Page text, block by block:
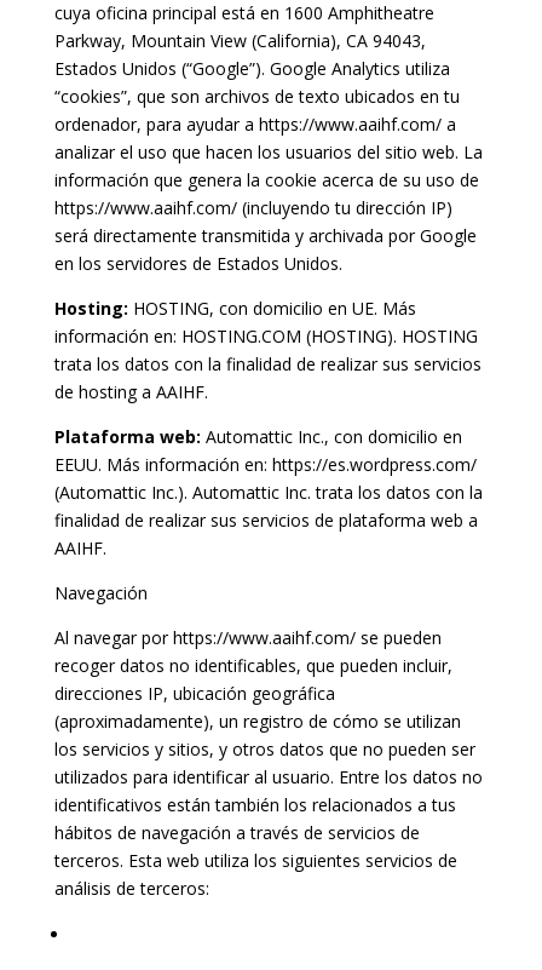
cuya oficina principal está en 1600 Amphitheatre
Parkway, Mountain View (California), CA 94043,
Estados Unidos (“Google”). Google Analytics utiliza
“cookies”, que son archivos de texto ubicados en tu
ordenador, para ayudar a https://www.aaihf.com/ a
analizar el uso que hacen los usuarios del sitio web. La
información que genera la cookie acerca de su uso de
https://www.aaihf.com/ (incluyendo tu dirección IP)
será directamente transmitida y archivada por Google
en los servidores de Estados Unidos.
Hosting: HOSTING, con domicilio en UE. Más
información en: HOSTING.COM (HOSTING). HOSTING
trata los datos con la finalidad de realizar sus servicios
de hosting a AAIHF.
Plataforma web: Automattic Inc., con domicilio en
EEUU. Más información en: https://es.wordpress.com/
(Automattic Inc.). Automattic Inc. trata los datos con la
finalidad de realizar sus servicios de plataforma web a
AAIHF.
Navegación
Al navegar por https://www.aaihf.com/ se pueden
recoger datos no identificables, que pueden incluir,
direcciones IP, ubicación geográfica
(aproximadamente), un registro de cómo se utilizan
los servicios y sitios, y otros datos que no pueden ser
utilizados para identificar al usuario. Entre los datos no
identificativos están también los relacionados a tus
hábitos de navegación a través de servicios de
terceros. Esta web utiliza los siguientes servicios de
análisis de terceros: